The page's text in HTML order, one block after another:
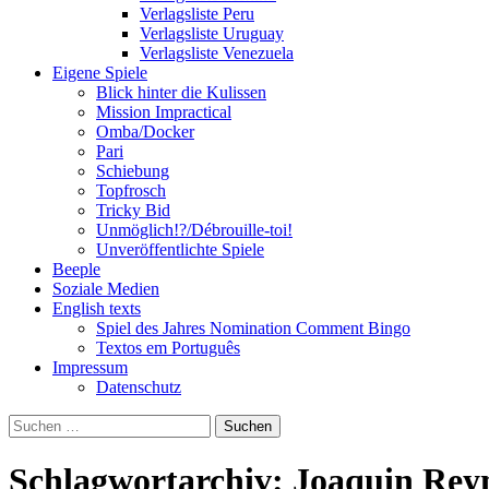
Verlagsliste Peru
Verlagsliste Uruguay
Verlagsliste Venezuela
Eigene Spiele
Blick hinter die Kulissen
Mission Impractical
Omba/Docker
Pari
Schiebung
Topfrosch
Tricky Bid
Unmöglich!?/Débrouille-toi!
Unveröffentlichte Spiele
Beeple
Soziale Medien
English texts
Spiel des Jahres Nomination Comment Bingo
Textos em Português
Impressum
Datenschutz
Suchen
nach:
Schlagwortarchiv: Joaquin